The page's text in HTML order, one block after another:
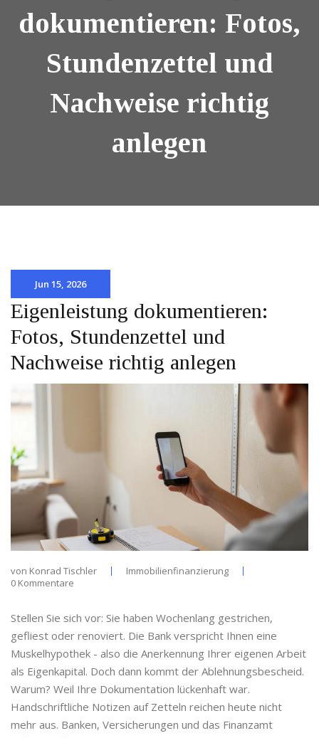
dokumentieren: Fotos,
Stundenzettel und
Nachweise richtig
anlegen
Jun 15, 2026
Eigenleistung dokumentieren:
Fotos, Stundenzettel und
Nachweise richtig anlegen
von Konrad Tischler
Immobilienfinanzierung
0 Kommentare
Stellen Sie sich vor: Sie haben Wochenlang gestrichen,
gefliest oder renoviert. Die Bank verspricht Ihnen eine
Muskelhypothek - also die Anerkennung Ihrer eigenen Arbeit
als Eigenkapital. Doch dann kommt der Ablehnungsbescheid.
Warum? Weil Ihre Dokumentation lückenhaft war.
Handschriftliche Notizen auf Zetteln reichen heute nicht
mehr aus. Banken, Versicherungen und das Finanzamt